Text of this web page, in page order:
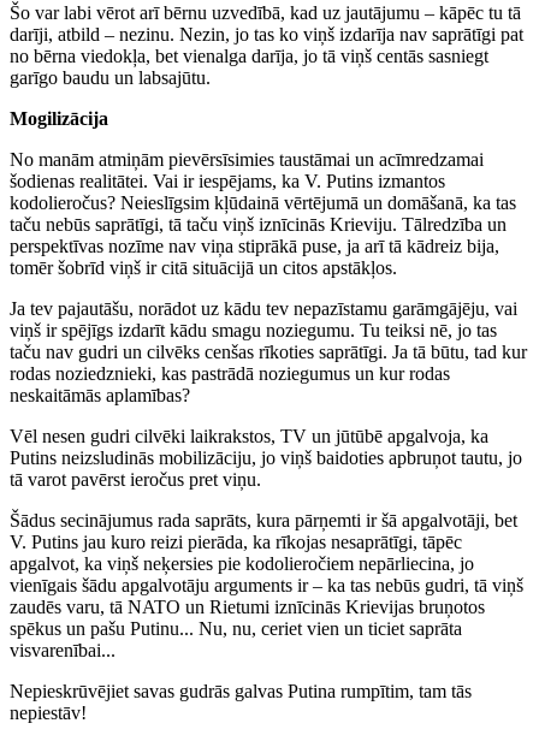
Šo var labi vērot arī bērnu uzvedībā, kad uz jautājumu – kāpēc tu tā
darīji, atbild – nezinu. Nezin, jo tas ko viņš izdarīja nav saprātīgi pat
no bērna viedokļa, bet vienalga darīja, jo tā viņš centās sasniegt
garīgo baudu un labsajūtu.
Mogilizācija
No manām atmiņām pievērsīsimies taustāmai un acīmredzamai
šodienas realitātei. Vai ir iespējams, ka V. Putins izmantos
kodolieročus? Neieslīgsim kļūdainā vērtējumā un domāšanā, ka tas
taču nebūs saprātīgi, tā taču viņš iznīcinās Krieviju. Tālredzība un
perspektīvas nozīme nav viņa stiprākā puse, ja arī tā kādreiz bija,
tomēr šobrīd viņš ir citā situācijā un citos apstākļos.
Ja tev pajautāšu, norādot uz kādu tev nepazīstamu garāmgājēju, vai
viņš ir spējīgs izdarīt kādu smagu noziegumu. Tu teiksi nē, jo tas
taču nav gudri un cilvēks cenšas rīkoties saprātīgi. Ja tā būtu, tad kur
rodas noziedznieki, kas pastrādā noziegumus un kur rodas
neskaitāmās aplamības?
Vēl nesen gudri cilvēki laikrakstos, TV un jūtūbē apgalvoja, ka
Putins neizsludinās mobilizāciju, jo viņš baidoties apbruņot tautu, jo
tā varot pavērst ieročus pret viņu.
Šādus secinājumus rada saprāts, kura pārņemti ir šā apgalvotāji, bet
V. Putins jau kuro reizi pierāda, ka rīkojas nesaprātīgi, tāpēc
apgalvot, ka viņš neķersies pie kodolieročiem nepārliecina, jo
vienīgais šādu apgalvotāju arguments ir – ka tas nebūs gudri, tā viņš
zaudēs varu, tā NATO un Rietumi iznīcinās Krievijas bruņotos
spēkus un pašu Putinu... Nu, nu, ceriet vien un ticiet saprāta
visvarenībai...
Nepieskrūvējiet savas gudrās galvas Putina rumpītim, tam tās
nepiestāv!